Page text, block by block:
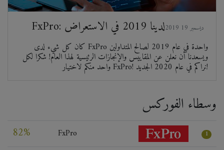
FxPro: لدينا 2019 في الاستعراض
كان كل شيء لدى FxPro واحدة في عام 2019 لصالح المتداولين
ويسعدنا أن نعلن عن المقاييس والإنجازات الرئيسية لهذا العام! شكرا لكل
واحد منكم لاختيار FxPro! نراكم في عام 2020 الجديد!
وسطاء الفوركس
82% FxPro 1